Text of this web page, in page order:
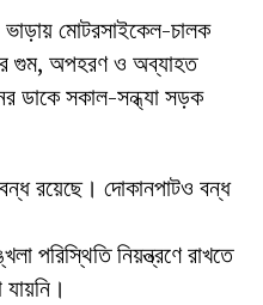
মোটরসাইকেল-চালক
গুম, অপহরণ ও অব্যাহত
ডাকে সকাল-সন্ধ্যা সড়ক
রয়েছে। দোকানপাটও বন্ধ
পরিস্থিতি নিয়ন্ত্রণে রাখতে